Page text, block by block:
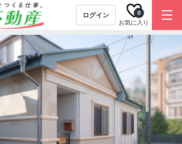
ログイン
お気に入り
0